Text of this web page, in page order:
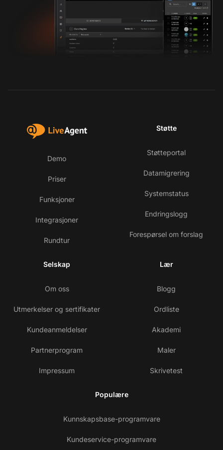
Demo
Priser
Funksjoner
Integrasjoner
Rundtur
Støtte
Støtteportal
Datamigrering
Systemstatus
Endringslogg
Forespørsel om forslag
Selskap
Om oss
Utmerkelser og sertifikater
Kundeanmeldelser
Partnerprogram
Impressum
Lær
Blogg
Ordliste
Akademi
Maler
Skrivetest
Populære
Kunnskapsbase-programvare
Kundeservice-programvare